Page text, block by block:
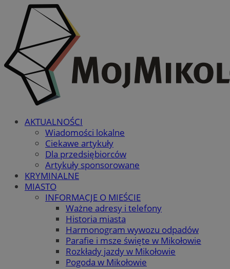
AKTUALNOŚCI
Wiadomości lokalne
Ciekawe artykuły
Dla przedsiębiorców
Artykuły sponsorowane
KRYMINALNE
MIASTO
INFORMACJE O MIEŚCIE
Ważne adresy i telefony
Historia miasta
Harmonogram wywozu odpadów
Parafie i msze święte w Mikołowie
Rozkłady jazdy w Mikołowie
Pogoda w Mikołowie